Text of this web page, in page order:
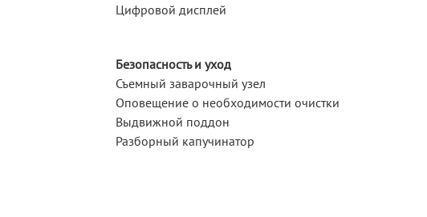
Цифровой дисплей
Безопасность и уход
Съемный заварочный узел
Оповещение о необходимости очистки
Выдвижной поддон
Разборный капучинатор